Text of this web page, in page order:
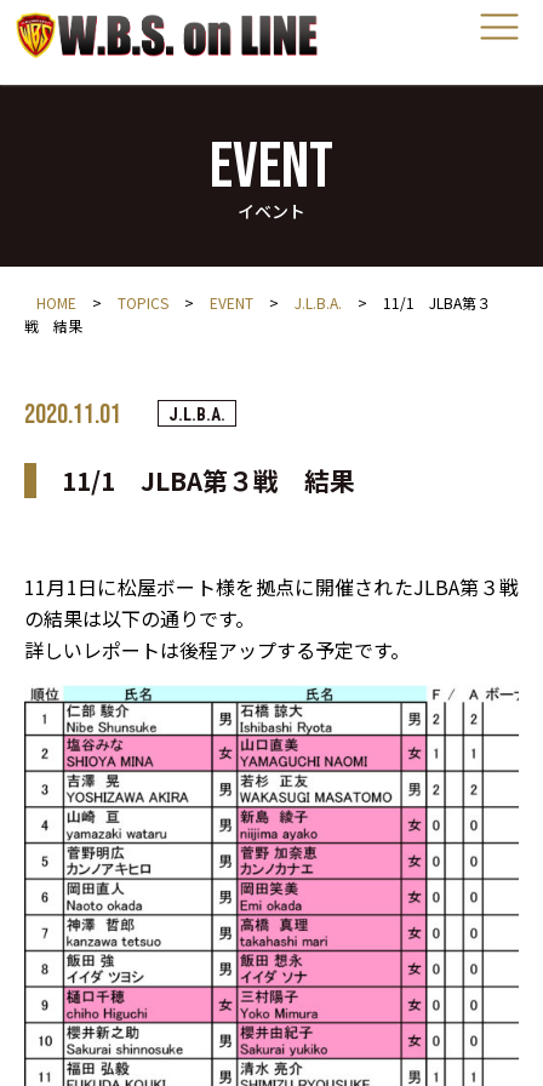
EVENT
イベント
HOME > TOPICS > EVENT > J.L.B.A. >
11/1 JLBA第３
戦 結果
2020.11.01 J.L.B.A.
11/1 JLBA第３戦 結果
11月1日に松屋ボート様を拠点に開催されたJLBA第３戦
の結果は以下の通りです。
詳しいレポートは後程アップする予定です。